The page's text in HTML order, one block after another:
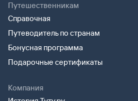
Путешественникам
Справочная
Путеводитель по странам
Бонусная программа
Подарочные сертификаты
Компания